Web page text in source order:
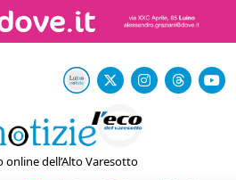
dell’Alto Varesotto